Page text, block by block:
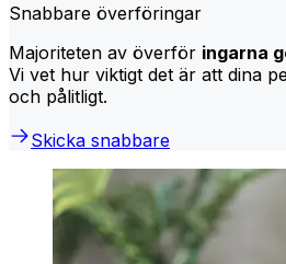
Snabbare överföringar
Majoriteten av överför ingarna
Vi vet hur viktigt det är att dina
och pålitligt.
Skicka snabbare